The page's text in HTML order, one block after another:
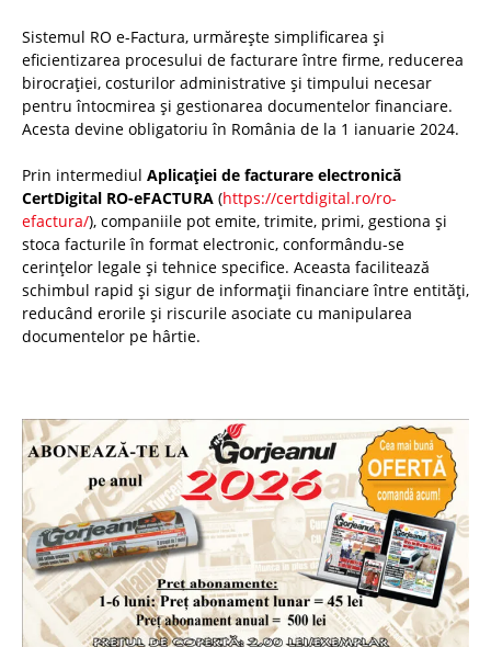
Sistemul RO e-Factura, urmărește simplificarea și
eficientizarea procesului de facturare între firme, reducerea
birocrației, costurilor administrative și timpului necesar
pentru întocmirea și gestionarea documentelor financiare.
Acesta devine obligatoriu în România de la 1 ianuarie 2024.
Prin intermediul Aplicației de facturare electronică
CertDigital RO-eFACTURA (https://certdigital.ro/ro-
efactura/), companiile pot emite, trimite, primi, gestiona și
stoca facturile în format electronic, conformându-se
cerințelor legale și tehnice specifice. Aceasta facilitează
schimbul rapid și sigur de informații financiare între entități,
reducând erorile și riscurile asociate cu manipularea
documentelor pe hârtie.